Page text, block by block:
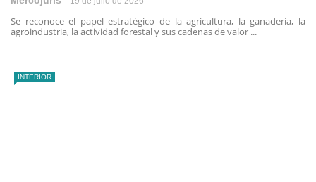
Se reconoce el papel estratégico de la agricultura, la ganadería, la
agroindustria, la actividad forestal y sus cadenas de valor ...
INTERIOR